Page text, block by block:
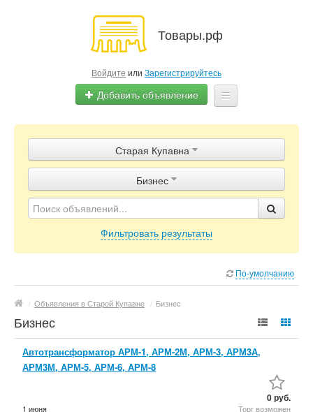
Товары.рф
Войдите или Зарегистрируйтесь
Добавить объявление
Объявления
Магазины
Контакты
Старая Купавна
Бизнес
Фильтровать результаты
По-умолчанию
/ Объявления в Старой Купавне / Бизнес
Бизнес
Автотрансформатор АРМ-1, АРМ-2М, АРМ-3, АРМ3А,
АРМ3М, АРМ-5, АРМ-6, АРМ-8
1 июня
0 руб.
Торг возможен